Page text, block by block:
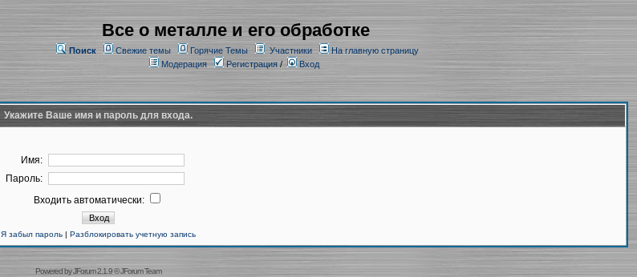
Все о металле и его обработке
Поиск Свежие темы Горячие Темы Участники
На главную страницу
Модерация
Регистрация/ Вход
Укажите Ваше имя и пароль для входа.
Имя:
Пароль:
Входить автоматически:
Я забыл пароль| Разблокировать учетную запись
Powered byJForum 2.1.9©JForum Team